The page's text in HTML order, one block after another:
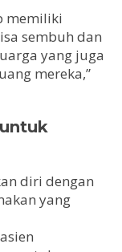
memiliki
sembuh dan
yang juga
mereka,”
diri dengan
yang